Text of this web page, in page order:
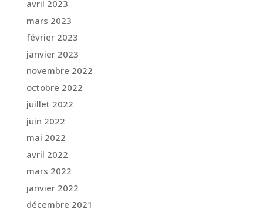
avril 2023
mars 2023
février 2023
janvier 2023
novembre 2022
octobre 2022
juillet 2022
juin 2022
mai 2022
avril 2022
mars 2022
janvier 2022
décembre 2021